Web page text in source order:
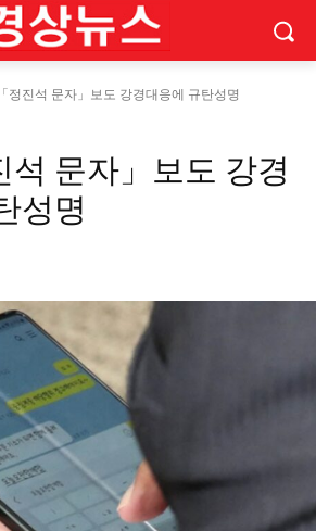
정진석 문자」보도 강경대응에 규탄성명
석 문자」보도 강경
성명